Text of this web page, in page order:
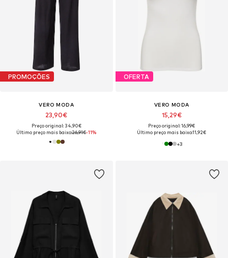
PROMOÇÕES
VERO MODA
23,90€
Preço original: 34,90€
Último preço mais baixo:26,91€-11%
OFERTA
VERO MODA
15,29€
Preço original: 16,99€
Último preço mais baixo:11,92€
+3